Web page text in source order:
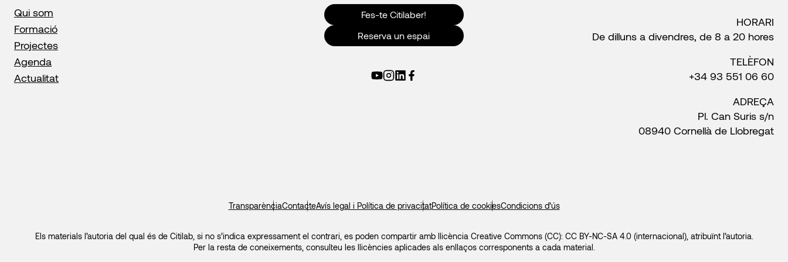
Qui som
Formació
Projectes
Agenda
Actualitat
Fes-te Citilaber!
Reserva un espai
HORARI
De dilluns a divendres, de 8 a 20 hores
TELÈFON
+34 93 551 06 60
ADREÇA
Pl. Can Suris s/n
08940 Cornellà de Llobregat
TransparènciaContacteAvís legal i Política de privacitatPolítica de cookiesCondicions d’ús
Els materials l’autoria del qual és de Citilab, si no s’indica expressament el contrari, es poden compartir amb llicència Creative Commons (CC): CC BY-NC-SA 4.0 (internacional), atribuïnt l’autoria.
Per la resta de coneixements, consulteu les llicències aplicades als enllaços corresponents a cada material.